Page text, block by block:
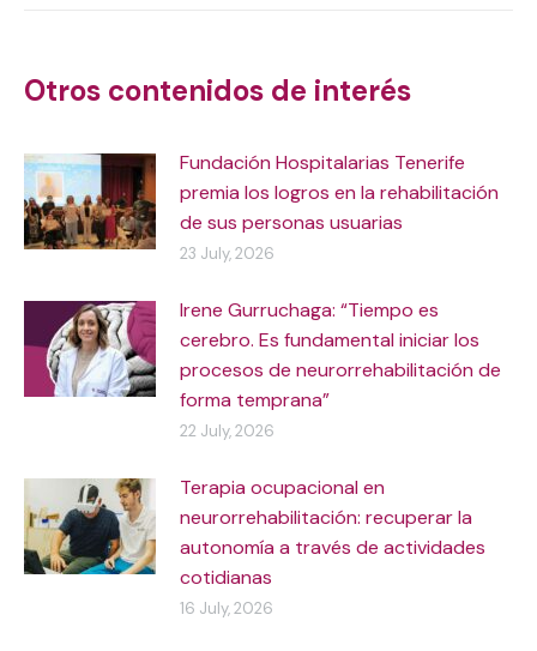
Otros contenidos de interés
Fundación Hospitalarias Tenerife
premia los logros en la rehabilitación
de sus personas usuarias
23 July, 2026
Irene Gurruchaga: “Tiempo es
cerebro. Es fundamental iniciar los
procesos de neurorrehabilitación de
forma temprana”
22 July, 2026
Terapia ocupacional en
neurorrehabilitación: recuperar la
autonomía a través de actividades
cotidianas
16 July, 2026